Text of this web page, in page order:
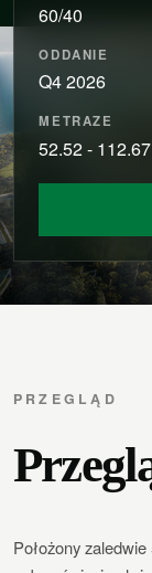
60/40
ODDANIE
Q4 2026
METRAZE
52.52 - 112.67
PRZEGLĄD
Położony